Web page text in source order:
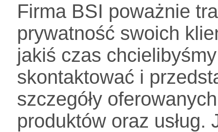
Firma BSI poważnie
prywatność swoich
jakiś czas
skontaktować i
szczegóły
produktów oraz usług.